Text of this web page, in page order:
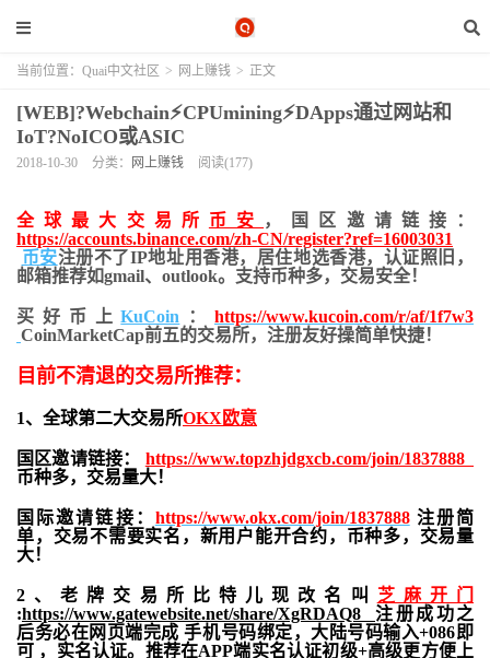
当前位置： Quai中文社区 > 网上赚钱 > 正文
[WEB]?Webchain⚡️CPUmining⚡️DApps通过网站和
IoT?NoICO或ASIC
2018-10-30 分类： 网上赚钱 阅读(177)
全球最大交易所 币安
，国区邀请链接：
https://accounts.binance.com/zh-CN/register?ref=16003031
币安注册不了IP地址用香港，居住地选香港，认证照旧，
邮箱推荐如gmail、outlook。支持币种多，交易安全！
买好币上KuCoin ：https://www.kucoin.com/r/af/1f7w3
CoinMarketCap前五的交易所，注册友好操简单快捷！
目前不清退的交易所推荐：
1、全球第二大交易所OKX欧意
国区邀请链接： https://www.topzhjdgxcb.com/join/1837888
币种多，交易量大！
国际邀请链接： https://www.okx.com/join/1837888注册简
单，交易不需要实名，新用户能开合约， 币种多，交易量
大！
2、老牌交易所比特儿现改名叫 芝麻开门
:https://www.gatewebsite.net/share/XgRDAQ8 注册成功之
后务必在网页端完成 手机号码绑定，大陆号码输入+086即
可 ，实名认证。推荐在APP端实名认证初级+高级更方便上